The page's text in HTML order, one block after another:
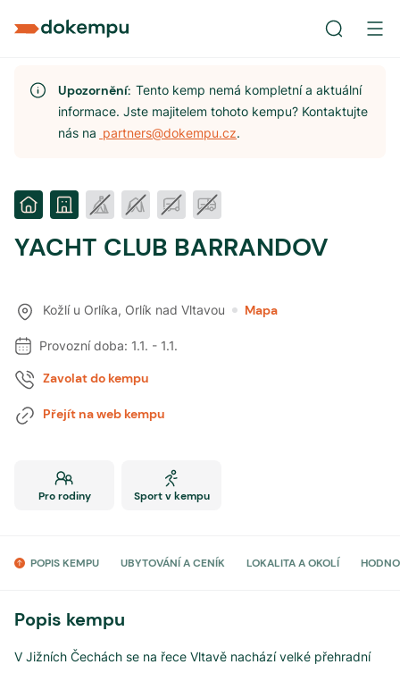
Upozornění:Tento kemp nemá kompletní a aktuální
informace. Jste majitelem tohoto kempu? Kontaktujte
nás na partners@dokempu.cz.
YACHT CLUB BARRANDOV
Kožlí u Orlíka, Orlík nad Vltavou Mapa
Provozní doba: 1.1. - 1.1.
Zavolat do kempu
Přejít na web kempu
Pro rodiny Sport v kempu
POPIS KEMPU UBYTOVÁNÍ A CENÍK LOKALITA A OKOLÍ
Popis kempu
V Jižních Čechách se na řece Vltavě nachází velké přehradní